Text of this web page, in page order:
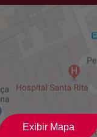
Exibir Mapa